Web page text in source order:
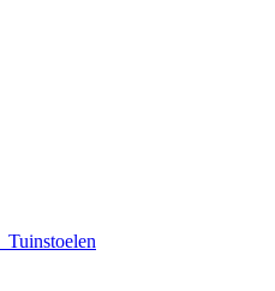
Tuinstoelen